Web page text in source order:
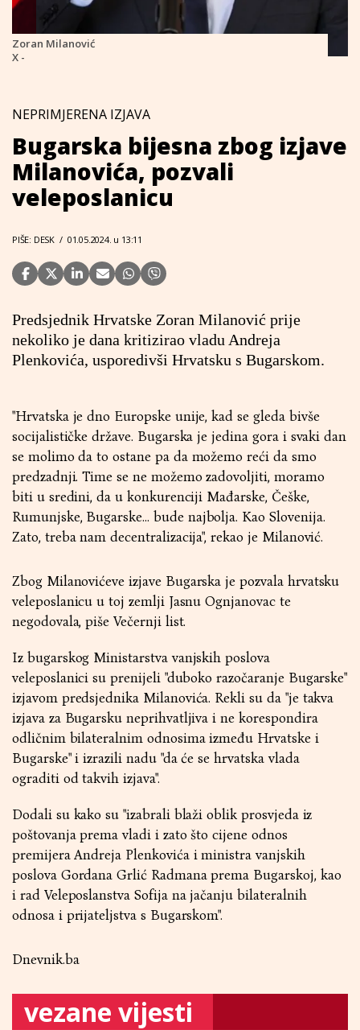
Zoran Milanović
X -
NEPRIMJERENA IZJAVA
Bugarska bijesna zbog izjave
Milanovića, pozvali
veleposlanicu
PIŠE: DESK / 01.05.2024. u 13:11
Predsjednik Hrvatske Zoran Milanović prije
nekoliko je dana kritizirao vladu Andreja
Plenkovića, usporedivši Hrvatsku s Bugarskom.
"Hrvatska je dno Europske unije, kad se gleda bivše
socijalističke države. Bugarska je jedina gora i svaki dan
se molimo da to ostane pa da možemo reći da smo
predzadnji. Time se ne možemo zadovoljiti, moramo
biti u sredini, da u konkurenciji Mađarske, Češke,
Rumunjske, Bugarske… bude najbolja. Kao Slovenija.
Zato, treba nam decentralizacija", rekao je Milanović.
Zbog Milanovićeve izjave Bugarska je pozvala hrvatsku
veleposlanicu u toj zemlji Jasnu Ognjanovac te
negodovala, piše Večernji list.
Iz bugarskog Ministarstva vanjskih poslova
veleposlanici su prenijeli "duboko razočaranje Bugarske"
izjavom predsjednika Milanovića. Rekli su da "je takva
izjava za Bugarsku neprihvatljiva i ne korespondira
odličnim bilateralnim odnosima između Hrvatske i
Bugarske" i izrazili nadu "da će se hrvatska vlada
ograditi od takvih izjava".
Dodali su kako su "izabrali blaži oblik prosvjeda iz
poštovanja prema vladi i zato što cijene odnos
premijera Andreja Plenkovića i ministra vanjskih
poslova Gordana Grlić Radmana prema Bugarskoj, kao
i rad Veleposlanstva Sofija na jačanju bilateralnih
odnosa i prijateljstva s Bugarskom".
Dnevnik.ba
vezane vijesti